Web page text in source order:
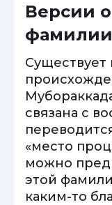
Версии
фамилии
Существует
связана с
«место
можно
этой
каким-то